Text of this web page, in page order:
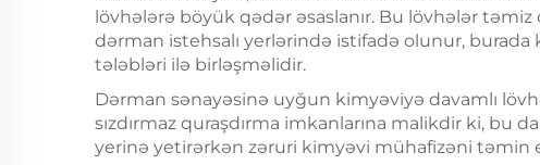
lövhələrə böyük qədər əsaslanır. Bu lövhələr
dərman istehsalı yerlərində istifadə olunur, burada
tələbləri ilə birləşməlidir.
Dərman sənayəsinə uyğun kimyəviyə davamlı
sızdırmaz quraşdırma imkanlarına malikdir ki, bu
yerinə yetirərkən zəruri kimyəvi mühafizəni təmin